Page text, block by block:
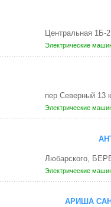
Центральная
Электрические
пер Северный 13
Электрические
Любарского,
Электрические
АРИША